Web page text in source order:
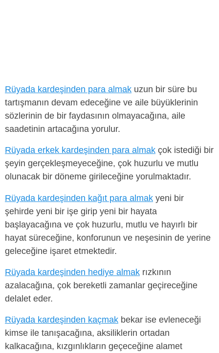
Rüyada kardeşinden para almak uzun bir süre bu
tartışmanın devam edeceğine ve aile büyüklerinin
sözlerinin de bir faydasının olmayacağına, aile
saadetinin artacağına yorulur.
Rüyada erkek kardeşinden para almak çok istediği bir
şeyin gerçekleşmeyeceğine, çok huzurlu ve mutlu
olunacak bir döneme girileceğine yorulmaktadır.
Rüyada kardeşinden kağıt para almak yeni bir
şehirde yeni bir işe girip yeni bir hayata
başlayacağına ve çok huzurlu, mutlu ve hayırlı bir
hayat süreceğine, konforunun ve neşesinin de yerine
geleceğine işaret etmektedir.
Rüyada kardeşinden hediye almak rızkının
azalacağına, çok bereketli zamanlar geçireceğine
delalet eder.
Rüyada kardeşinden kaçmak bekar ise evleneceği
kimse ile tanışacağına, aksiliklerin ortadan
kalkacağına, kızgınlıkların geçeceğine alamet